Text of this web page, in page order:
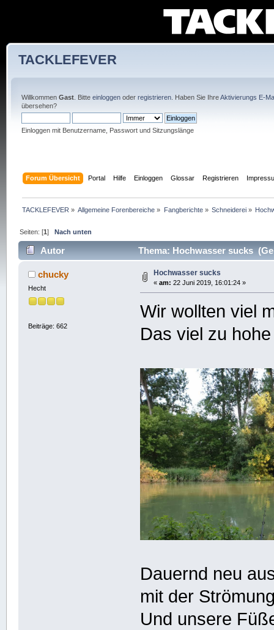
TACKLEFEVER
Willkommen Gast. Bitte einloggenoder registrieren. Haben Sie IhreAktivierungs E-
übersehen?
Einloggen mit Benutzername, Passwort und Sitzungslänge
Forum Übersicht Portal Hilfe Einloggen Glossar Registrieren
TACKLEFEVER » Allgemeine Forenbereiche » Fangberichte» Schneiderei »
Seiten: [1]Nach unten
Autor Thema: Hochwasser sucks
chucky
Hecht
Beiträge: 662
Hochwasser sucks
« am: 22 Juni 2019, 16:01:24 »
Wir wollten viel
Das viel zu
Dauernd neu
mit der
Und unsere